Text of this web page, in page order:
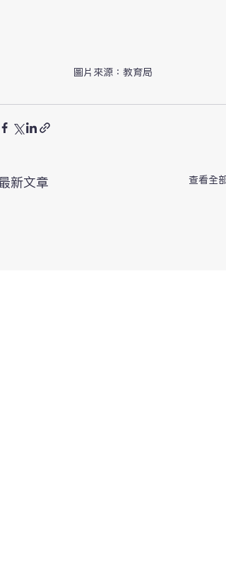
圖片來源：教育局
新文章 查看全部